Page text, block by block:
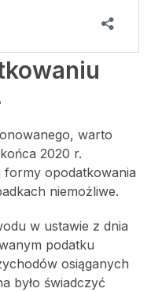
warto
2020 r.
opodatkowania
niemożliwe.
w ustawie z dnia
podatku
osiąganych
było świadczyć